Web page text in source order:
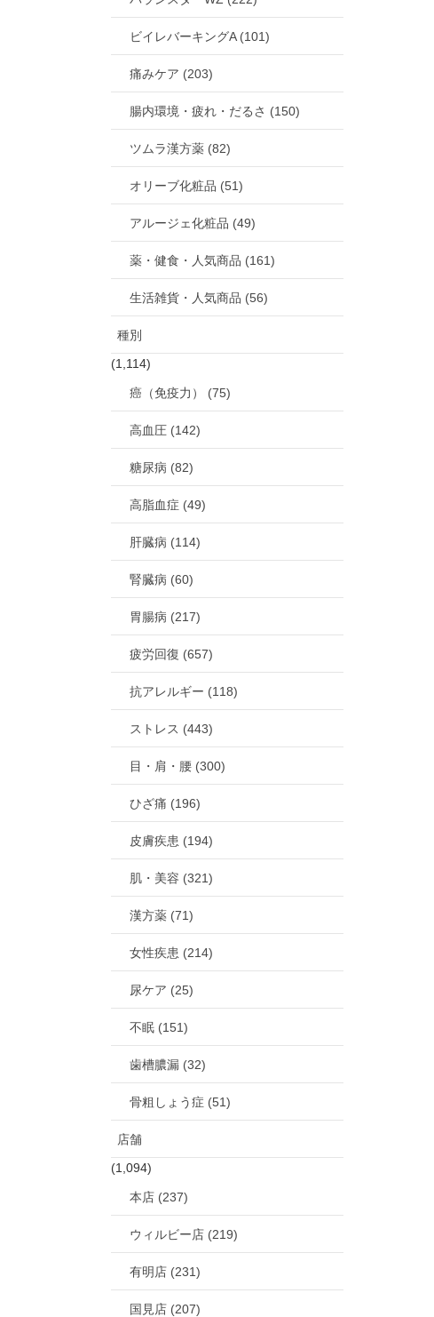
ビイレバーキングA (101)
痛みケア (203)
腸内環境・疲れ・だるさ (150)
ツムラ漢方薬 (82)
オリーブ化粧品 (51)
アルージェ化粧品 (49)
薬・健食・人気商品 (161)
生活雑貨・人気商品 (56)
種別
(1,114)
癌（免疫力） (75)
高血圧 (142)
糖尿病 (82)
高脂血症 (49)
肝臓病 (114)
腎臓病 (60)
胃腸病 (217)
疲労回復 (657)
抗アレルギー (118)
ストレス (443)
目・肩・腰 (300)
ひざ痛 (196)
皮膚疾患 (194)
肌・美容 (321)
漢方薬 (71)
女性疾患 (214)
尿ケア (25)
不眠 (151)
歯槽膿漏 (32)
骨粗しょう症 (51)
店舗
(1,094)
本店 (237)
ウィルビー店 (219)
有明店 (231)
国見店 (207)